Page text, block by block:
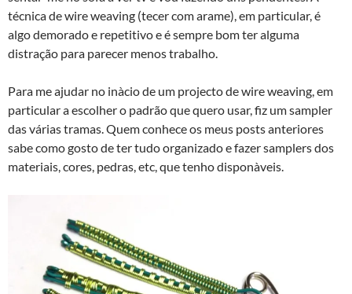
técnica de wire weaving (tecer com arame), em particular, é
algo demorado e repetitivo e é sempre bom ter alguma
distração para parecer menos trabalho.
Para me ajudar no inà­cio de um projecto de wire weaving, em
particular a escolher o padrão que quero usar, fiz um sampler
das várias tramas. Quem conhece os meus posts anteriores
sabe como gosto de ter tudo organizado e fazer samplers dos
materiais, cores, pedras, etc, que tenho disponà­veis.